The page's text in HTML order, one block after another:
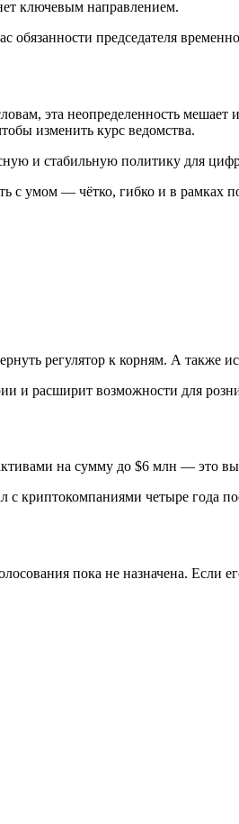
ключевым направлением.
председателя
эта неопределенность
изменить курс ведомства.
и стабильную политику для
умом — чётко, гибко и в рамках
регулятор к корням. А также
и расширит возможности для
на сумму до $6 млн — это
с криптокомпаниями четыре года
пока не назначена. Если